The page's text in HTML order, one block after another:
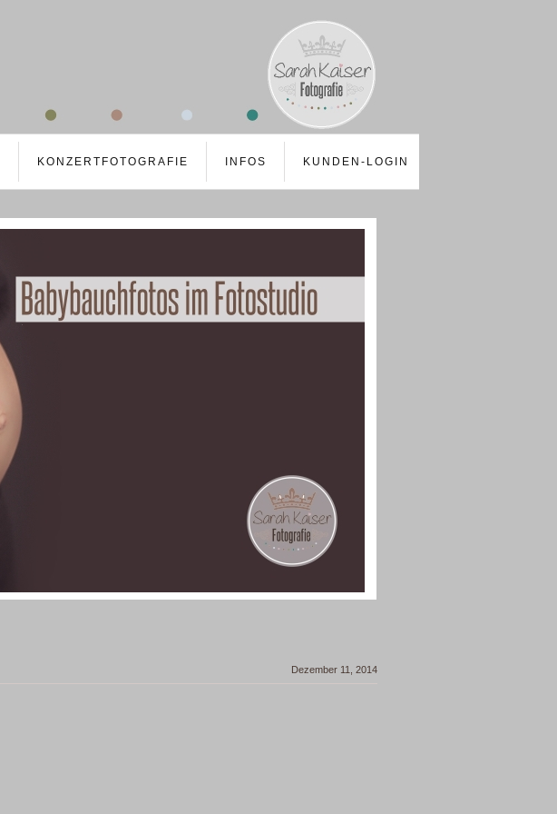
KONZERTFOTOGRAFIE INFOS KUNDEN-LOGIN
Dezember 11, 2014